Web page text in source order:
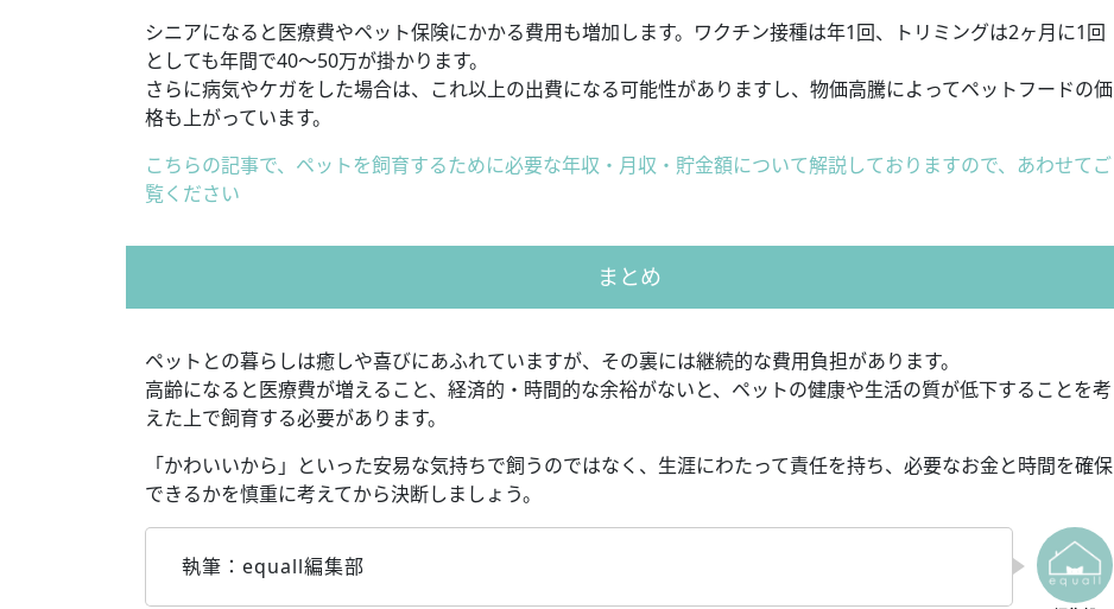
シニアになると医療費やペット保険にかかる費用も増加します。ワクチン接種は年1回、トリミングは2ヶ月に1回
としても年間で40〜50万が掛かります。
さらに病気やケガをした場合は、これ以上の出費になる可能性がありますし、物価高騰によってペットフードの価
格も上がっています。
こちらの記事で、ペットを飼育するために必要な年収・月収・貯金額について解説しておりますので、あわせてご
覧ください
まとめ
ペットとの暮らしは癒しや喜びにあふれていますが、その裏には継続的な費用負担があります。
高齢になると医療費が増えること、経済的・時間的な余裕がないと、ペットの健康や生活の質が低下することを考
えた上で飼育する必要があります。
「かわいいから」といった安易な気持ちで飼うのではなく、生涯にわたって責任を持ち、必要なお金と時間を確保
できるかを慎重に考えてから決断しましょう。
執筆：equall編集部